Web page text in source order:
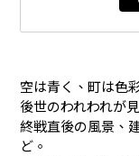
空は青く、町は色彩
後世のわれわれが
終戦直後の風景、
ど。